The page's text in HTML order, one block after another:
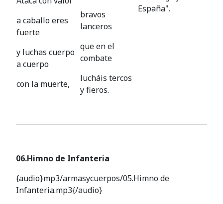
a caballo eres
fuerte
y luchas cuerpo
a cuerpo
con la muerte,
bravos
lanceros
que en el
combate
lucháis tercos
y fieros.
España".
06.Himno de Infanteria
{audio}mp3/armasycuerpos/05.Himno de
Infanteria.mp3{/audio}